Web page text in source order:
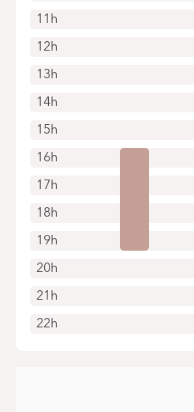
11h
12h
13h
14h
15h
16h
17h
18h
19h
20h
21h
22h